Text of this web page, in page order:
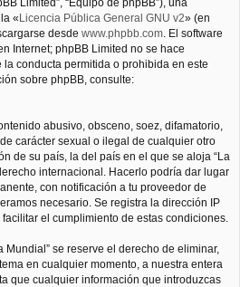
Limited”, “Equipo de phpBB”), una
«Licencia Pública General GNU v2» (en
desde www.phpbb.com. El software
Internet; phpBB Limited no se hace
conducta permitida o prohibida en este
sobre phpBB, consulte:
abusivo, obsceno, soez, difamatorio,
carácter sexual o ilegal de cualquier otro
de su país, la del país en el que se aloja “La
internacional. Hacerlo podría dar lugar
con notificación a tu proveedor de
necesario. Se registra la dirección IP
el cumplimiento de estas condiciones.
Mundial” se reserve el derecho de eliminar,
en cualquier momento, a nuestra entera
que cualquier información que introduzcas